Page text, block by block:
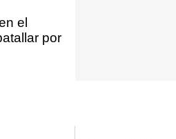
el
por